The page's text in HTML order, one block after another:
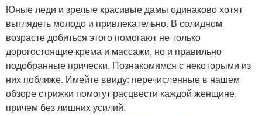
Юные леди и зрелые красивые дамы одинаково хотят
выглядеть молодо и привлекательно. В солидном
возрасте добиться этого помогают не только
дорогостоящие крема и массажи, но и правильно
подобранные прически. Познакомимся с некоторыми из
них поближе. Имейте ввиду: перечисленные в нашем
обзоре стрижки помогут расцвести каждой женщине,
причем без лишних усилий.